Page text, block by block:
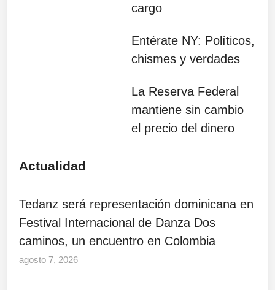
cargo
Entérate NY: Políticos,
chismes y verdades
La Reserva Federal
mantiene sin cambio
el precio del dinero
Actualidad
Tedanz será representación dominicana en
Festival Internacional de Danza Dos
caminos, un encuentro en Colombia
agosto 7, 2026